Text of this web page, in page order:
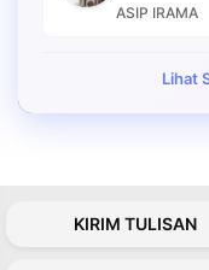
ASIP IRAMA
Lihat
KIRIM TULISAN